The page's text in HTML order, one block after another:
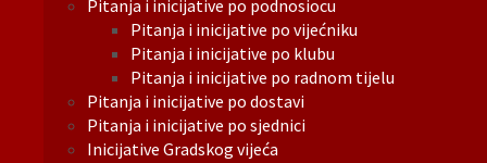
Pitanja i inicijative po podnosiocu
Pitanja i inicijative po vijećniku
Pitanja i inicijative po klubu
Pitanja i inicijative po radnom tijelu
Pitanja i inicijative po dostavi
Pitanja i inicijative po sjednici
Inicijative Gradskog vijeća